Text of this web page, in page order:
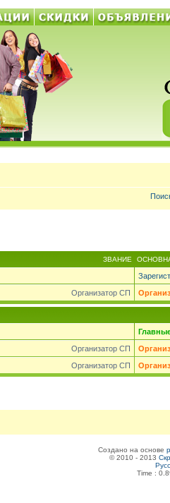
ЗВАНИЕ
Организатор СП
Организатор СП
Организатор СП
Создано на основе
© 2010 - 2013
Time :